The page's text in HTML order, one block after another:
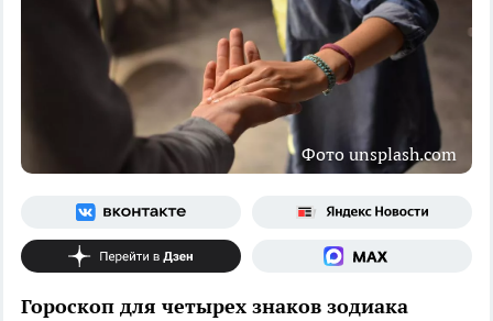
Фото unsplash.com
Гороскоп для четырех знаков зодиака